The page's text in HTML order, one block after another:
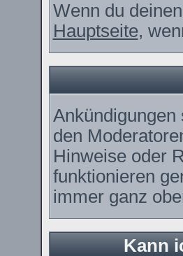
Wenn du
Hauptseite,
den
Hinweise oder
funktionieren
immer ganz
Kann